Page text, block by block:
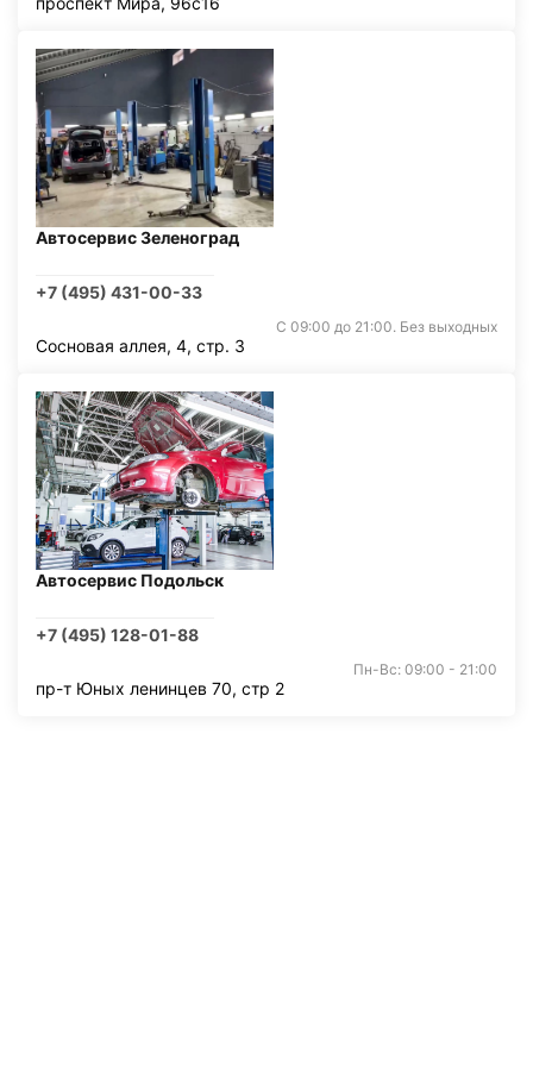
Автосервис Зеленоград
+7 (495) 431-00-33
С 09:00 до 21:00. Без выходных
Сосновая аллея, 4, стр. 3
Автосервис Подольск
+7 (495) 128-01-88
Пн-Вс: 09:00 - 21:00
пр-т Юных ленинцев 70, стр 2